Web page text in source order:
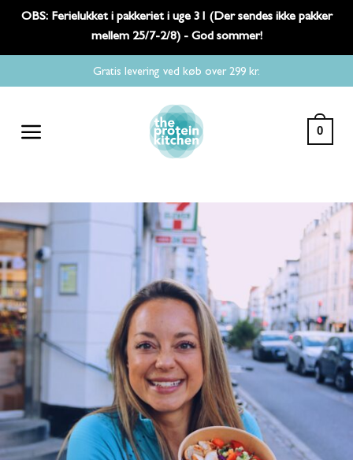
OBS: Ferielukket i pakkeriet i uge 31 (Der sendes ikke pakker
mellem 25/7-2/8) - God sommer!
Gratis levering ved køb over 299 kr.
0